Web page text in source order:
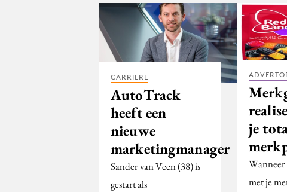
CARRIERE
AutoTrack
heeft een
nieuwe
marketingmanager
Sander van Veen (38) is
gestart als
je
met je